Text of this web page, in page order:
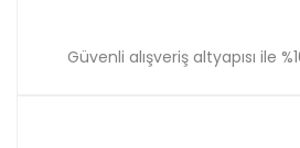
Güvenli alışveriş altyapısı ile